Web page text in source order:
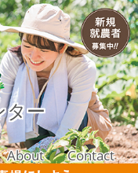
ター
About Contact